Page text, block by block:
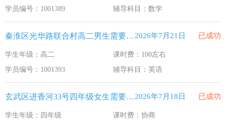
学员编号：1001389
辅导科目：数学
秦淮区光华路联合村高二男生需要补习英语2026年7月21日 已成功
学生年级：高二
课时费：100左右
学员编号：1001393
辅导科目：英语
玄武区进香河33号四年级女生需要补习英语2026年7月18日 已成功
学生年级：四年级
课时费：协商